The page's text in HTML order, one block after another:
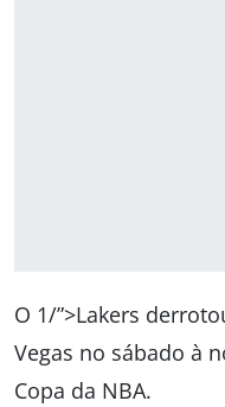
O 1/”>Lakers
Vegas no sábado à
Copa da NBA.